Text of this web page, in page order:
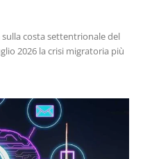
costa settentrionale del
2026 la crisi migratoria più